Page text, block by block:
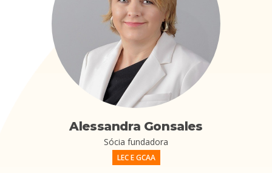
Alessandra Gonsales
Sócia fundadora
LEC E GCAA